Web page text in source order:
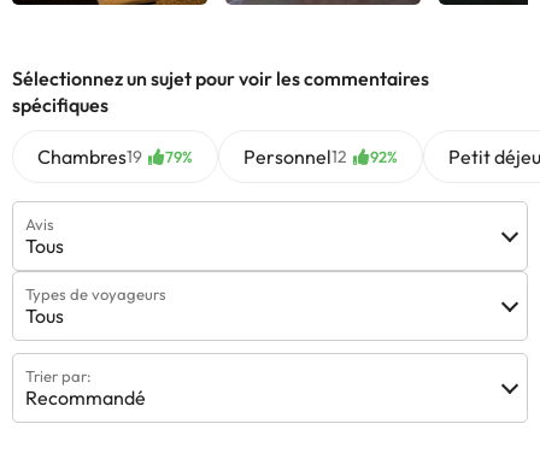
Sélectionnez un sujet pour voir les commentaires
spécifiques
Chambres19 79% Personnel12 92% Petit
Avis
Tous
Types de voyageurs
Tous
Trier par:
Recommandé